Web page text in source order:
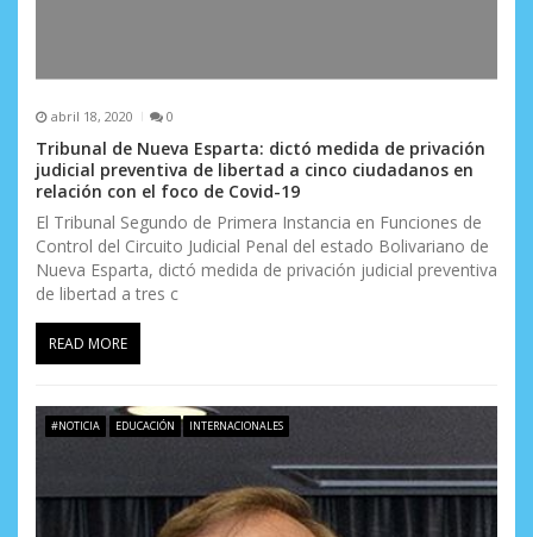
abril 18, 2020 0
Tribunal de Nueva Esparta: dictó medida de privación
judicial preventiva de libertad a cinco ciudadanos en
relación con el foco de Covid-19
El Tribunal Segundo de Primera Instancia en Funciones de
Control del Circuito Judicial Penal del estado Bolivariano de
Nueva Esparta, dictó medida de privación judicial preventiva
de libertad a tres c
READ MORE
#NOTICIA EDUCACIÓN INTERNACIONALES